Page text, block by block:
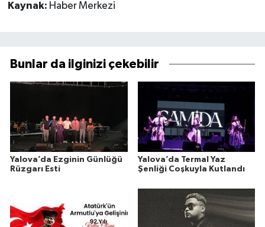
Kaynak: Haber Merkezi
Bunlar da ilginizi çekebilir
Yalova’da Ezginin Günlüğü
Rüzgarı Esti
Yalova’da Termal Yaz
Şenliği Coşkuyla Kutlandı